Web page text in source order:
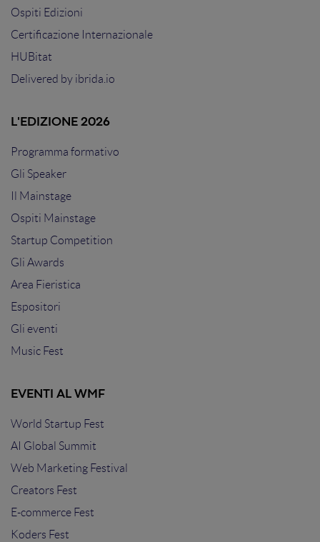
Ospiti Edizioni
Certificazione Internazionale
HUBitat
Delivered by ibrida.io
L'EDIZIONE 2026
Programma formativo
Gli Speaker
Il Mainstage
Ospiti Mainstage
Startup Competition
Gli Awards
Area Fieristica
Espositori
Gli eventi
Music Fest
EVENTI AL WMF
World Startup Fest
AI Global Summit
Web Marketing Festival
Creators Fest
E-commerce Fest
Koders Fest